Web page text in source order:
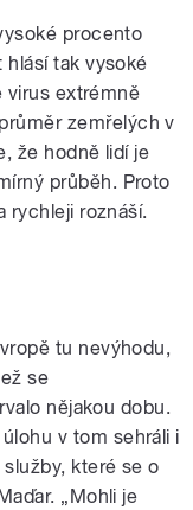
procento
tak vysoké
virus extrémně
zemřelých v
že hodně lidí je
průběh. Proto
rychleji roznáší.
tu nevýhodu,
se
nějakou dobu.
v tom sehráli i
které se o
„Mohli je